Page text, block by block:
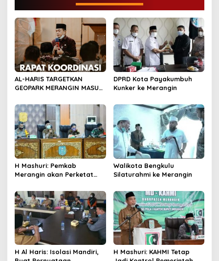
a
s
i
p
o
s
AL-HARIS TARGETKAN
GEOPARK MERANGIN MASUK
DPRD Kota Payakumbuh
Kunker ke Merangin
H Mashuri: Pemkab
Merangin akan Perketat
Walikota Bengkulu
Silaturahmi ke Merangin
H Al Haris: Isolasi Mandiri,
H Mashuri: KAHMI Tetap